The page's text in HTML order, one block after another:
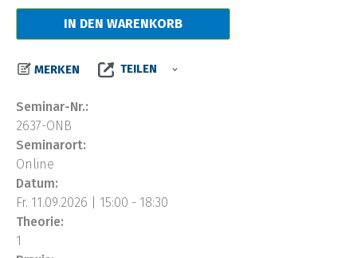
IN DEN WARENKORB
MERKEN TEILEN
Seminar-Nr.:
2637-ONB
Seminarort:
Online
Datum:
Fr. 11.09.2026 | 15:00 - 18:30
Theorie:
1